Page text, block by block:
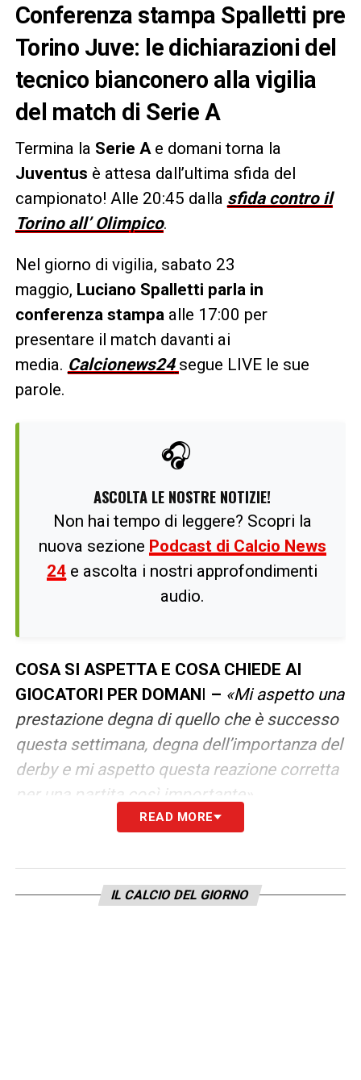
Conferenza stampa Spalletti pre
Torino Juve: le dichiarazioni del
tecnico bianconero alla vigilia
del match di Serie A
Termina la Serie A e domani torna la
Juventus è attesa dall’ultima sfida del
campionato! Alle 20:45 dalla sfida contro il
Torino all’ Olimpico.
Nel giorno di vigilia, sabato 23
maggio, Luciano Spalletti parla in
conferenza stampa alle 17:00 per
presentare il match davanti ai
media. Calcionews24 segue LIVE le sue
parole.
🎧
ASCOLTA LE NOSTRE NOTIZIE!
Non hai tempo di leggere? Scopri la
nuova sezione Podcast di Calcio News
24 e ascolta i nostri approfondimenti
audio.
COSA SI ASPETTA E COSA CHIEDE AI
GIOCATORI PER DOMANI – «Mi aspetto una
prestazione degna di quello che è successo
questa settimana, degna dell’importanza del
derby e mi aspetto questa reazione corretta
per una partita così importante».
SI E’ SPIEGATO PERCHE’ UNA JUVE NON
rammarico in questo caso qui è quello di
non essere riusciti ad essere noi stessi per
READ MORE
IL CALCIO DEL GIORNO